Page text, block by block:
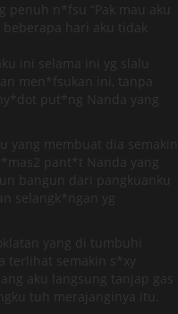
n*fsu “Pak mau aku
hari aku tidak
ini selama ini yg slalu
men*fsukan ini, tanpa
put*ng Nanda yang
yang membuat dia semakin
pant*t Nanda yang
bangun dari pangkuanku
selangk*ngan yg
yang di tumbuhi
terlihat semakin s*xy
aku langsung tanjap gas
tuh merajanginya itu.